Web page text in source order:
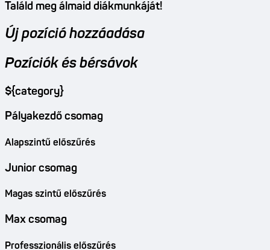
Találd meg álmaid diákmunkáját!
Új pozíció hozzáadása
Pozíciók és bérsávok
${category}
Pályakezdő csomag
Alapszintű előszűrés
Junior csomag
Magas szintű előszűrés
Max csomag
Professzionális előszűrés